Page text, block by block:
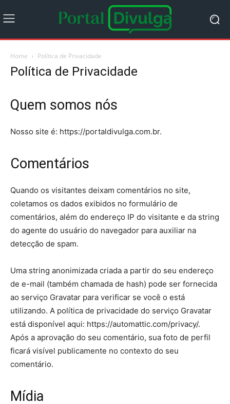
Home Política de Privacidade
Política de Privacidade
Quem somos nós
Nosso site é: https://portaldivulga.com.br.
Comentários
Quando os visitantes deixam comentários no site,
coletamos os dados exibidos no formulário de
comentários, além do endereço IP do visitante e da string
do agente do usuário do navegador para auxiliar na
detecção de spam.
Uma string anonimizada criada a partir do seu endereço
de e-mail (também chamada de hash) pode ser fornecida
ao serviço Gravatar para verificar se você o está
utilizando. A política de privacidade do serviço Gravatar
está disponível aqui: https://automattic.com/privacy/.
Após a aprovação do seu comentário, sua foto de perfil
ficará visível publicamente no contexto do seu
comentário.
Mídia